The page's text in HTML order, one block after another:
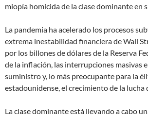
miopía homicida de la clase dominante en
La pandemia ha acelerado los procesos
extrema inestabilidad financiera de Wall
por los billones de dólares de la Reserva
de la inflación, las interrupciones masivas
suministro y, lo más preocupante para la
estadounidense, el crecimiento de la lucha
La clase dominante está llevando a cabo